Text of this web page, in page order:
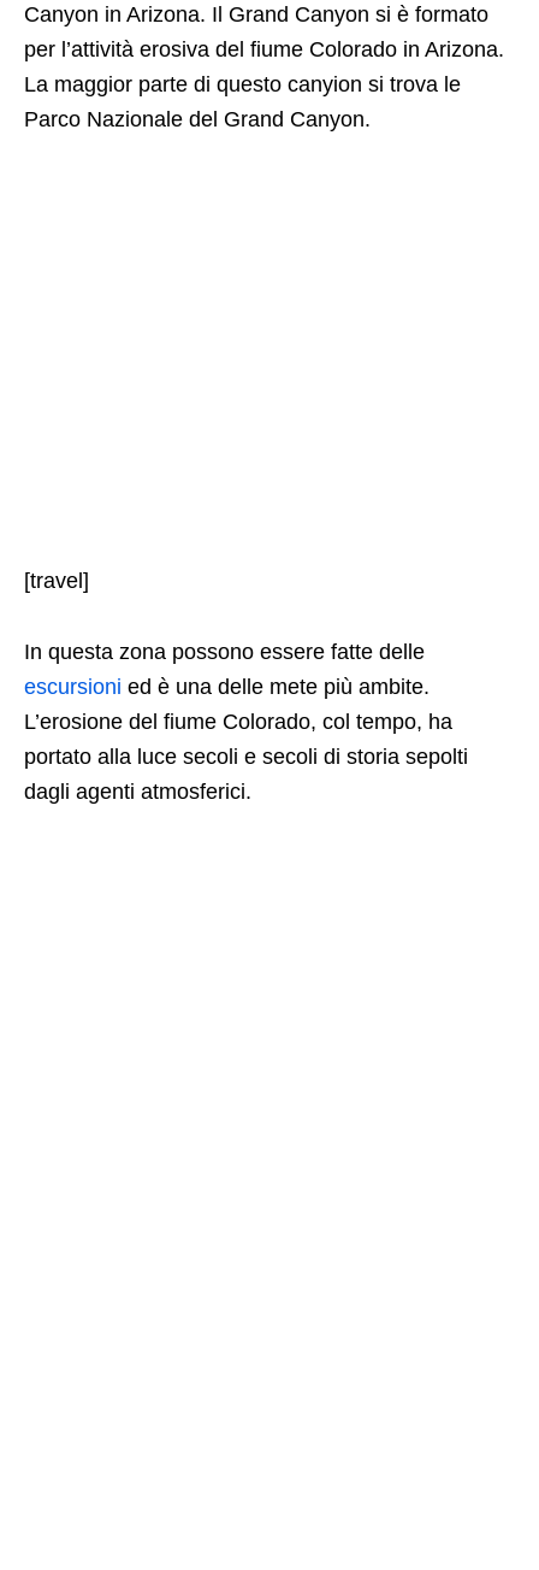
Canyon in Arizona. Il Grand Canyon si è formato
per l’attività erosiva del fiume Colorado in Arizona.
La maggior parte di questo canyion si trova le
Parco Nazionale del Grand Canyon.
[travel]
In questa zona possono essere fatte delle
escursioni ed è una delle mete più ambite.
L’erosione del fiume Colorado, col tempo, ha
portato alla luce secoli e secoli di storia sepolti
dagli agenti atmosferici.